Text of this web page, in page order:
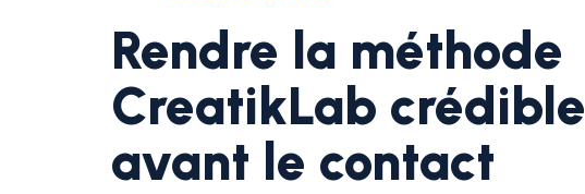
Rendre la méthode
CreatikLab crédible
avant le contact